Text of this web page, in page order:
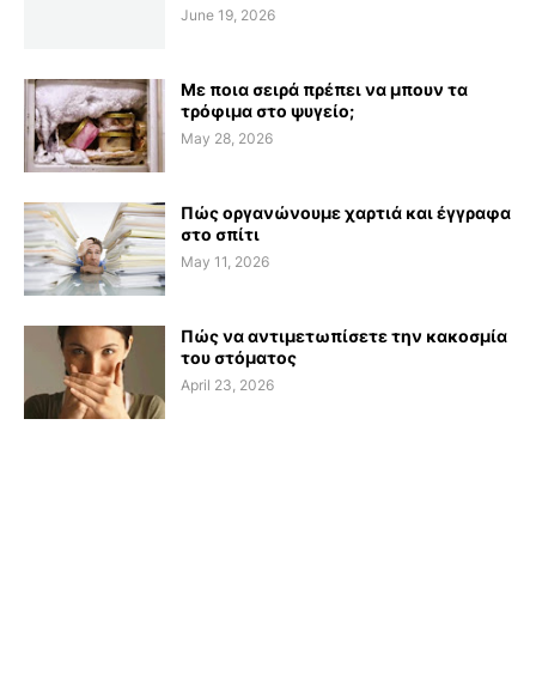
June 19, 2026
Με ποια σειρά πρέπει να μπουν τα
τρόφιμα στο ψυγείο;
May 28, 2026
Πώς οργανώνουμε χαρτιά και έγγραφα
στο σπίτι
May 11, 2026
Πώς να αντιμετωπίσετε την κακοσμία
του στόματος
April 23, 2026